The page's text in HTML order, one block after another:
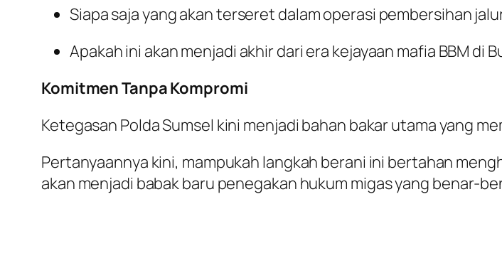
Siapa saja yang akan terseret dalam operasi pembersihan
Apakah ini akan menjadi akhir dari era kejayaan mafia BBM di
Komitmen Tanpa Kompromi
Ketegasan Polda Sumsel kini menjadi bahan bakar utama yang
Pertanyaannya kini, mampukah langkah berani ini bertahan
akan menjadi babak baru penegakan hukum migas yang benar-